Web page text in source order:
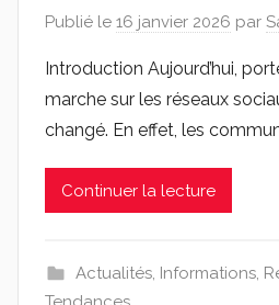
Publié le 16 janvier 2026 par
Introduction Aujourd’hui,
marche sur les réseaux
changé. En effet, les
Continuer la lecture
Actualités, Informations,